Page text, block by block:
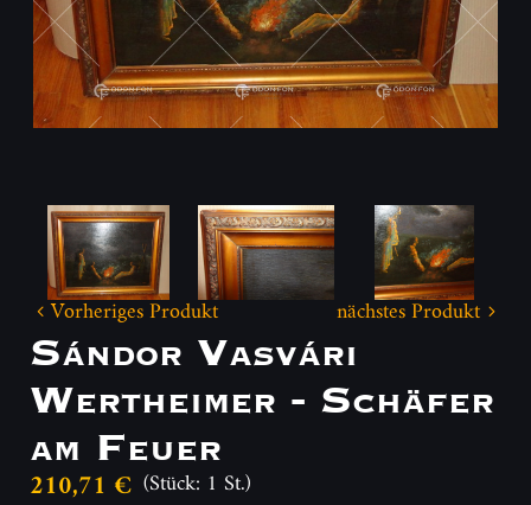
Vorheriges Produkt nächstes Produkt
Sándor Vasvári
Wertheimer - Schäfer
am Feuer
210,71 € (Stück: 1 St.)